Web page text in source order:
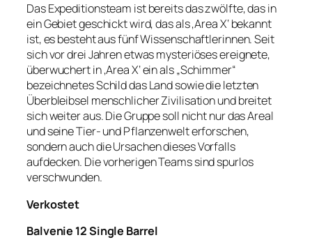
Das Expeditionsteam ist bereits das zwölfte, das in
ein Gebiet geschickt wird, das als ‚Area X‘ bekannt
ist, es besteht aus fünf Wissenschaftlerinnen. Seit
sich vor drei Jahren etwas mysteriöses ereignete,
überwuchert in ‚Area X‘ ein als „Schimmer“
bezeichnetes Schild das Land sowie die letzten
Überbleibsel menschlicher Zivilisation und breitet
sich weiter aus. Die Gruppe soll nicht nur das Areal
und seine Tier- und Pflanzenwelt erforschen,
sondern auch die Ursachen dieses Vorfalls
aufdecken. Die vorherigen Teams sind spurlos
verschwunden.
Verkostet
Balvenie 12 Single Barrel